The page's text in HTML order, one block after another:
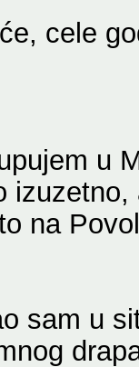
cele
u
na
sam u